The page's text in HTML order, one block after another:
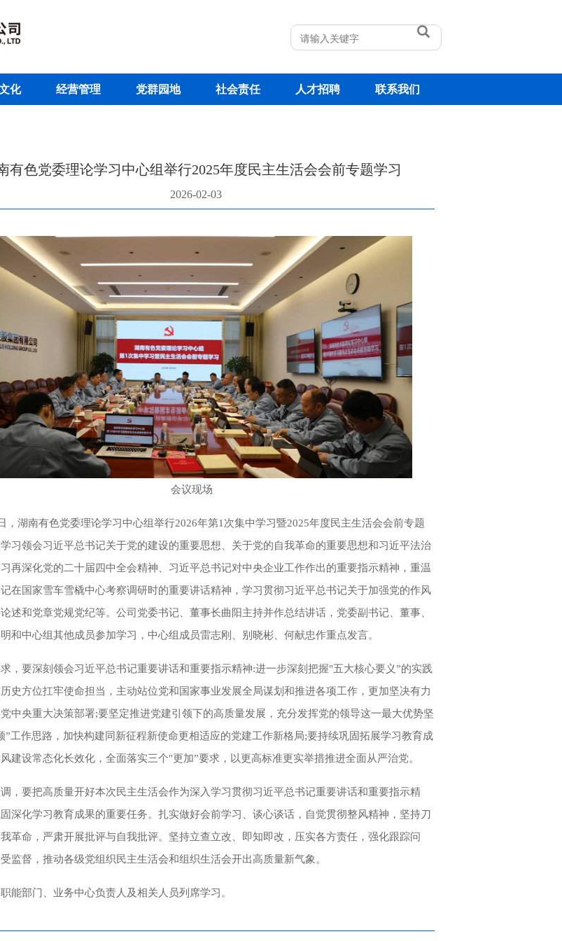
化 经营管理 党群园地 社会责任 人才招聘 联系我们
有色党委理论学习中心组举行2025年度民主生活会会前专题学习
2026-02-03
会议现场
，湖南有色党委理论学习中心组举行2026年第1次集中学习暨2025年度民主生活会会前专题
习领会习近平总书记关于党的建设的重要思想、关于党的自我革命的重要思想和习近平法治
再深化党的二十届四中全会精神、习近平总书记对中央企业工作作出的重要指示精神，重温
在国家雪车雪橇中心考察调研时的重要讲话精神，学习贯彻习近平总书记关于加强党的作风
述和党章党规党纪等。公司党委书记、董事长曲阳主持并作总结讲话，党委副书记、董事、
和中心组其他成员参加学习，中心组成员雷志刚、别晓彬、何献忠作重点发言。
，要深刻领会习近平总书记重要讲话和重要指示精神:进一步深刻把握"五大核心要义”的实践
史方位扛牢使命担当，主动站位党和国家事业发展全局谋划和推进各项工作，更加坚决有力
中央重大决策部署;要坚定推进党建引领下的高质量发展，充分发挥党的领导这一最大优势坚
”工作思路，加快构建同新征程新使命更相适应的党建工作新格局;要持续巩固拓展学习教育成
建设常态化长效化，全面落实三个"更加”要求，以更高标准更实举措推进全面从严治党。
，要把高质量开好本次民主生活会作为深入学习贯彻习近平总书记重要讲话和重要指示精
深化学习教育成果的重要任务。扎实做好会前学习、谈心谈话，自觉贯彻整风精神，坚持刀
革命，严肃开展批评与自我批评。坚持立查立改、即知即改，压实各方责任，强化跟踪问
监督，推动各级党组织民主生活会和组织生活会开出高质量新气象。
能部门、业务中心负责人及相关人员列席学习。